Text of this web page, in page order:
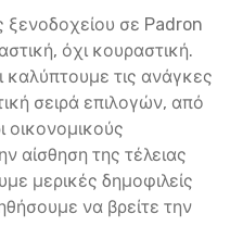
ξενοδοχείου σε Padron
όχι κουραστική.
καλύπτουμε τις ανάγκες
σειρά επιλογών, από
οικονομικούς
αίσθηση της τέλειας
μερικές δημοφιλείς
να βρείτε την